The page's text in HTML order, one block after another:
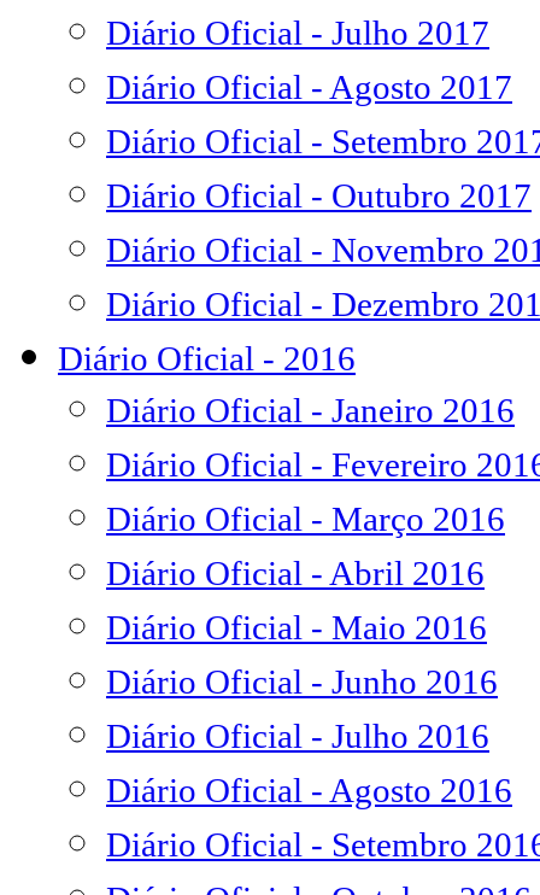
Diário Oficial - Julho 2017
Diário Oficial - Agosto 2017
Diário Oficial - Setembro
Diário Oficial - Outubro 2017
Diário Oficial - Novembro
Diário Oficial - Dezembro
Diário Oficial - 2016
Diário Oficial - Janeiro 2016
Diário Oficial - Fevereiro
Diário Oficial - Março 2016
Diário Oficial - Abril 2016
Diário Oficial - Maio 2016
Diário Oficial - Junho 2016
Diário Oficial - Julho 2016
Diário Oficial - Agosto 2016
Diário Oficial - Setembro